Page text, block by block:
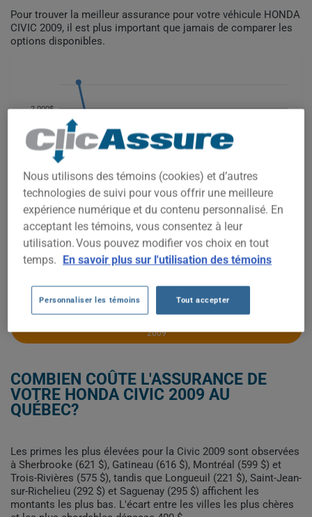
Pour trouver la meilleur assurance pour votre véhicule HONDA
CIVIC 2009, il est plus important que jamais de comparer les
options disponibles.
1 500$
2 000$
2009
COMBIEN COÛTE L'ASSURANCE DE
VOTRE HONDA CIVIC 2009 AU
QUÉBEC?
Les primes les plus élevées pour la Civic 2009 sont observées
à Sherbrooke (621 $), Gatineau (616 $), Montréal (599 $) et
Trois-Rivières (575 $), tandis que Longueuil (221 $), Saint-Jean-
sur-Richelieu (292 $) et Saguenay (295 $) affichent les
montants les plus bas. L'écart entre les villes les plus chères
Nous utilisons des témoins (cookies) et d’autres
technologies de suivi pour vous offrir une meilleure
expérience numérique et du contenu personnalisé. En
acceptant les témoins, vous consentez à leur
utilisation. Vous pouvez modifier vos choix en tout
temps. En savoir plus sur l'utilisation des témoins
Personnaliser les témoins Tout accepter